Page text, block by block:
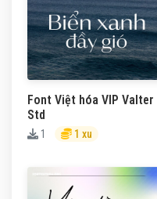
Font Việt hóa VIP Valter
Std
1 1 xu